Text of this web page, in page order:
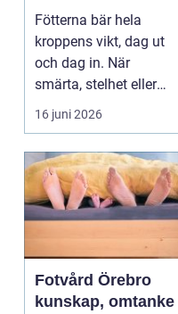
mer än vila
Fötterna bär hela
kroppens vikt, dag ut
och dag in. När
smärta, stelhet eller
felställningar uppstår...
16 juni 2026
Fotvård Örebro
kunskap, omtanke